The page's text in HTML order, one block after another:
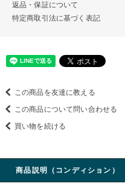
返品・保証について
特定商取引法に基づく表記
この商品を友達に教える
この商品について問い合わせる
買い物を続ける
商品説明（コンディション）